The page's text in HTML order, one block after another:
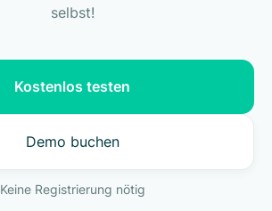
selbst!
Kostenlos testen
Demo buchen
Keine Registrierung nötig